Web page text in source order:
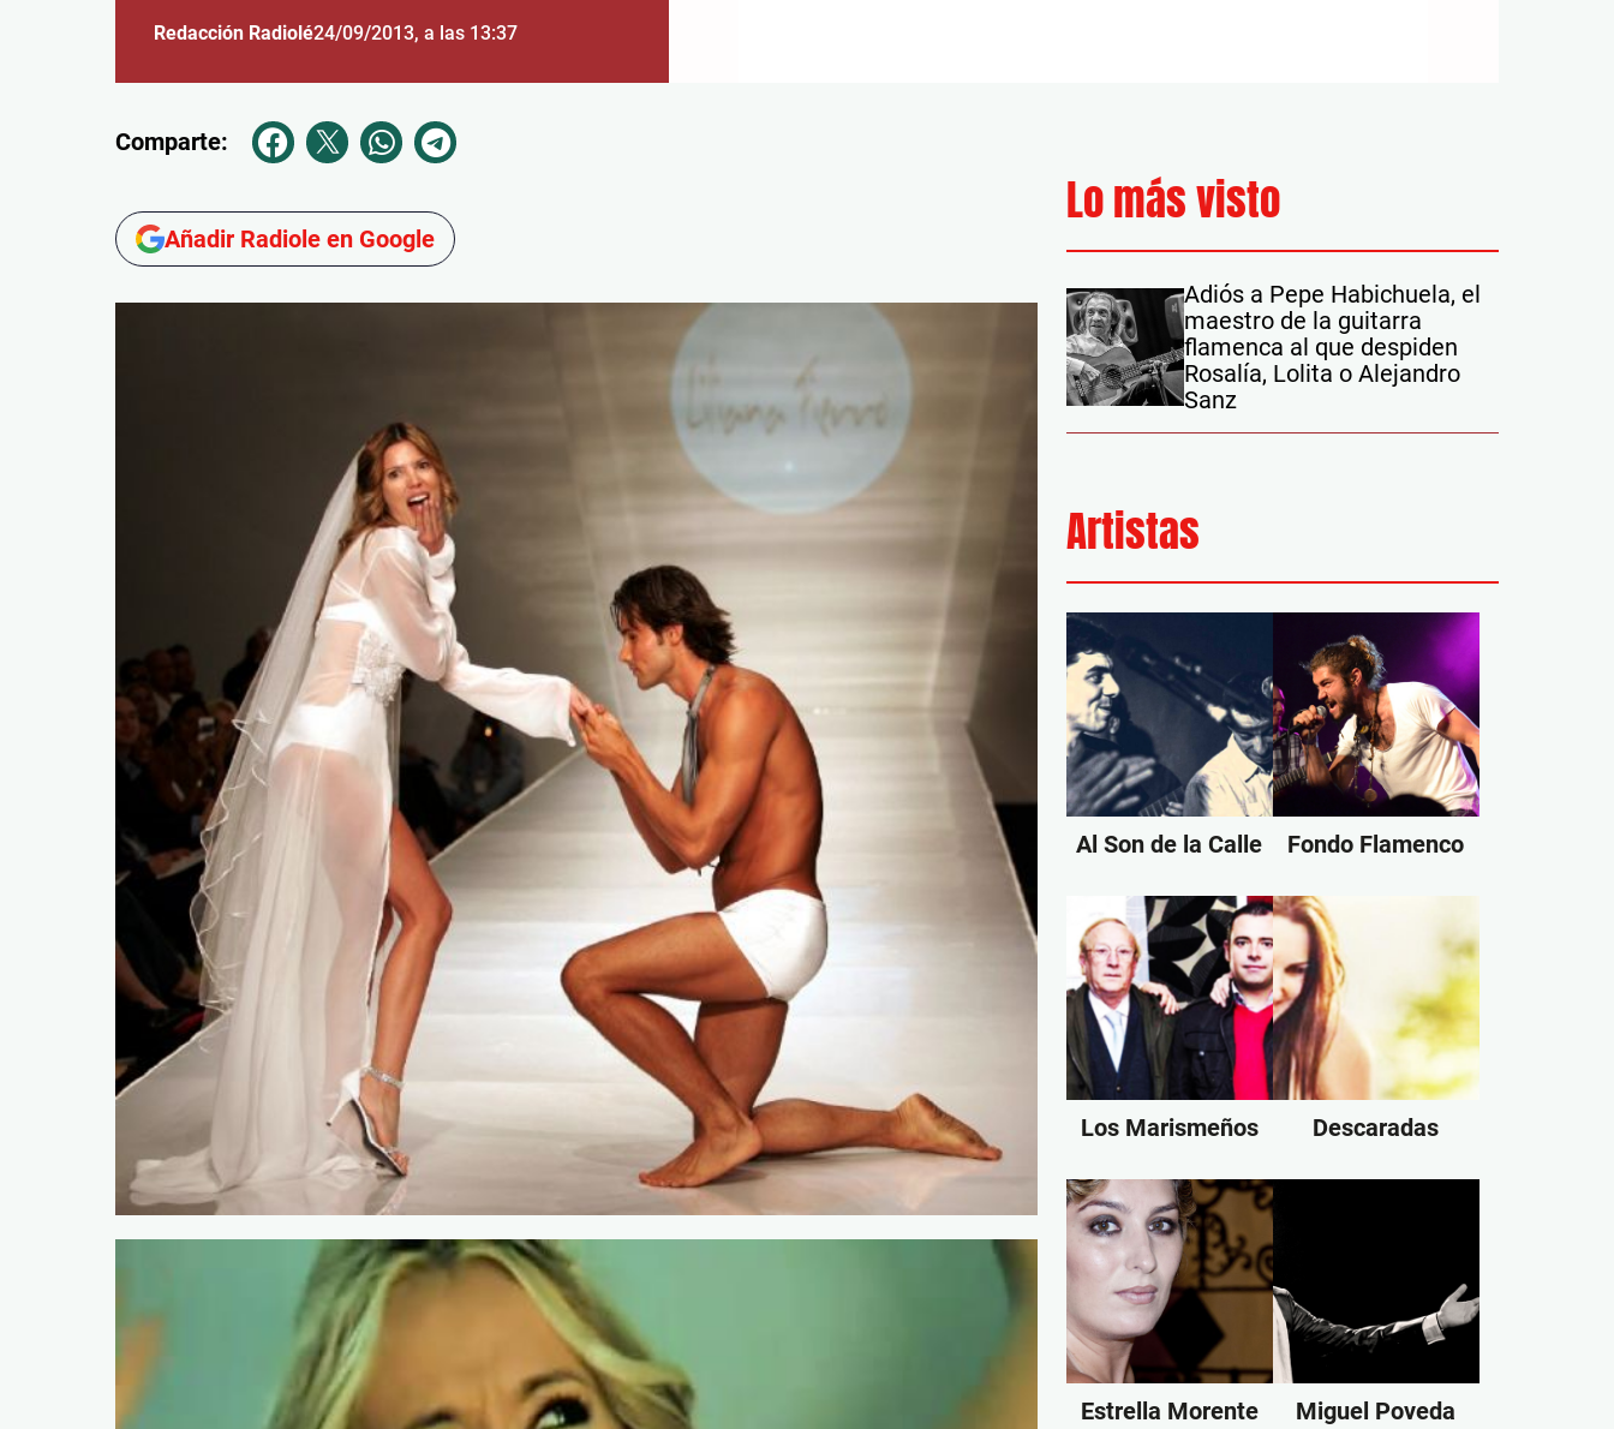
Redacción Radiolé24/09/2013, a las 13:37
Comparte:
Añadir Radiole en Google
Lo más visto
Adiós a Pepe Habichuela, el
maestro de la guitarra
flamenca al que despiden
Rosalía, Lolita o Alejandro
Sanz
Artistas
Al Son de la Calle Fondo Flamenco
Los Marismeños Descaradas
Estrella Morente Miguel Poveda